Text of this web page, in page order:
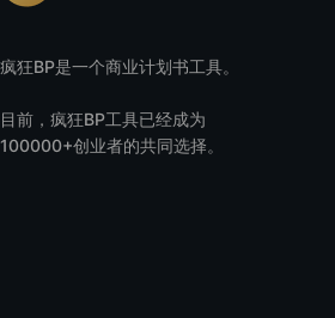
疯狂BP是一个商业计划书工具。
目前，疯狂BP工具已经成为
100000+创业者的共同选择。